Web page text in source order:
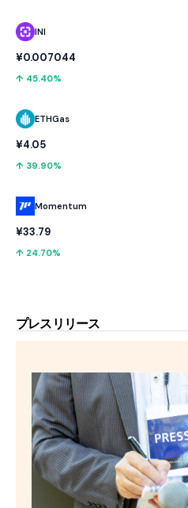
INI
¥0.007044
↑ 45.40%
ETHGas
¥4.05
↑ 39.90%
Momentum
¥33.79
↑ 24.70%
プレスリリース